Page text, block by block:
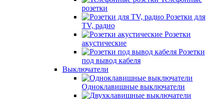
розетки
Розетки для
TV, радио
Розетки
акустические
Розетки
под вывод кабеля
Выключатели
Одноклавишные выключатели